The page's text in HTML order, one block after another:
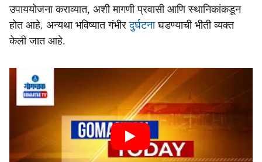
उपाययोजना कराव्यात, अशी मागणी प्रवासी आणि स्थानिकांकडून
होत आहे. अन्यथा भविष्यात गंभीर दुर्घटनाघडण्याची भीती व्यक्त
केली जात आहे.